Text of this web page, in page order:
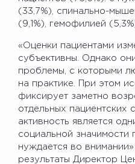
(33,7%), спинально-
(9,1%), гемофилией
«Оценки пациентами
субъективны. Однако
проблемы, с которыми
на практике. При этом
фиксирует заметно
отдельных пациентских
активность является
социальной значимости
нуждается во
результаты Директор